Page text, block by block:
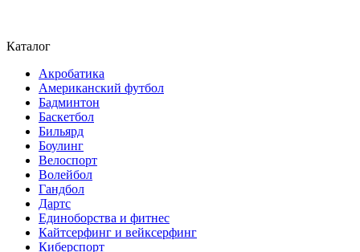
Каталог
Акробатика
Американский футбол
Бадминтон
Баскетбол
Бильярд
Боулинг
Велоспорт
Волейбол
Гандбол
Дартс
Единоборства и фитнес
Кайтсерфинг и вейксерфинг
Киберспорт